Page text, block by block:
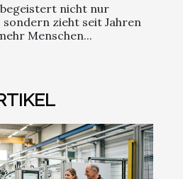
nicht nur
zieht seit Jahren
Menschen...